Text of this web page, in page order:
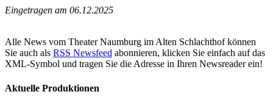
Eingetragen am 06.12.2025
Alle News vom Theater Naumburg im Alten Schlachthof können
Sie auch als RSS Newsfeed abonnieren, klicken Sie einfach auf das
XML-Symbol und tragen Sie die Adresse in Ihren Newsreader ein!
Aktuelle Produktionen